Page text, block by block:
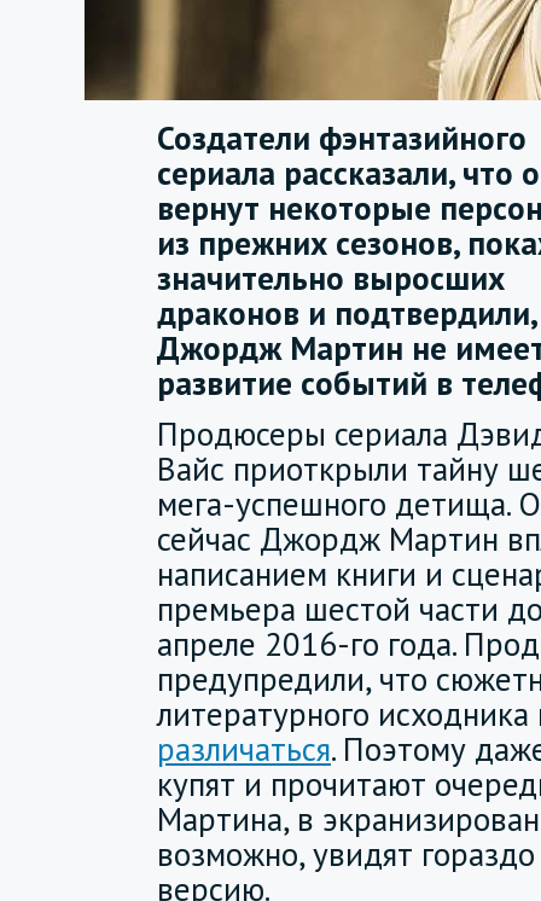
Создатели фэнтазийного
сериала рассказали, что
вернут некоторые
из прежних сезонов,
значительно выросших
драконов и
Джордж Мартин не
развитие событий в
Продюсеры сериала
Вайс приоткрыли тайну
мега-успешного детища.
сейчас Джордж Мартин
написанием книги и
премьера шестой части
апреле 2016-го года.
предупредили, что
литературного
различаться. Поэтому
купят и прочитают
Мартина, в
возможно, увидят
версию.